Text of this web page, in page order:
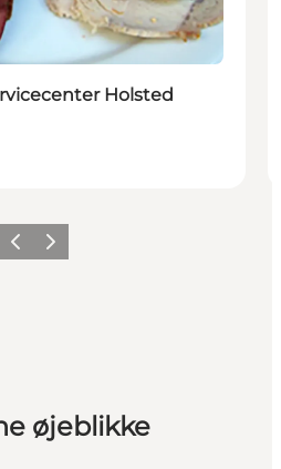
Holsted
Forrige billede
Næste billede
øjeblikke